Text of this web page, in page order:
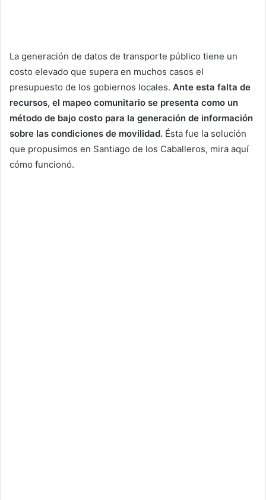
La generación de datos de transporte público tiene un
costo elevado que supera en muchos casos el
presupuesto de los gobiernos locales. Ante esta falta de
recursos, el mapeo comunitario se presenta como un
método de bajo costo para la generación de información
sobre las condiciones de movilidad. Ésta fue la solución
que propusimos en Santiago de los Caballeros, mira aquí
cómo funcionó.